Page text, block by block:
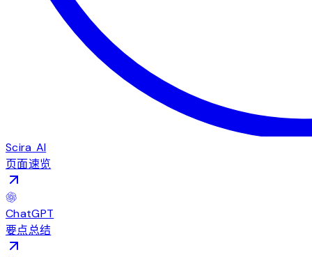
Scira AI
页面速览
ChatGPT
要点总结